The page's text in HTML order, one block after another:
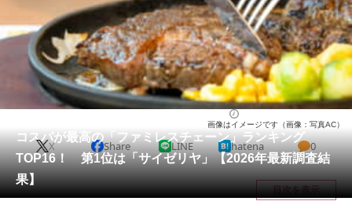
クイズ
グルメ 地域
住まい 教育・育児
リサーチ
会員記事
メディア
注目記事を集めた総合ページ
コスパが最高の「ファミレスチェーン」ランキング
TOP16！ 第1位は「サイゼリヤ」【2026年最新調査結
果】
画像はイメージです（画像：写真AC）
X Share LINE hatena 0
目次を表示